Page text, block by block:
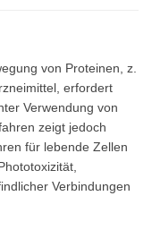
von Proteinen, z.
erfordert
Verwendung von
zeigt jedoch
für lebende Zellen
Verbindungen